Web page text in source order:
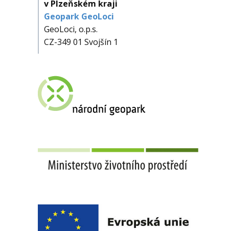
v Plzeňském kraji
Geopark GeoLoci
GeoLoci, o.p.s.
CZ-349 01 Svojšín 1